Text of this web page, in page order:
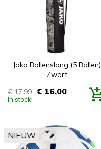
Jako Ballenslang (5 Ballen)
Zwart
Prijs
€ 17,99 € 16,00
In stock
NIEUW